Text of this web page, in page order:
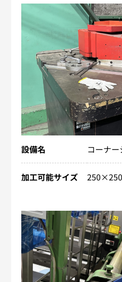
設備名 コーナ
加工可能サイズ 250×250